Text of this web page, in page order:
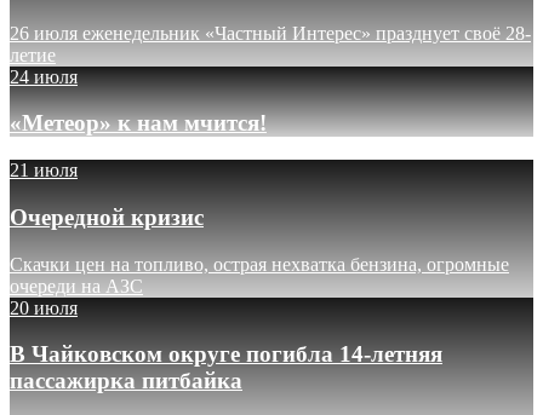
26 июля еженедельник «Частный Интерес» празднует своё 28-
летие
24 июля
«Метеор» к нам мчится!
21 июля
Очередной кризис
Скачки цен на топливо, острая нехватка бензина, огромные
очереди на АЗС
20 июля
В Чайковском округе погибла 14-летняя
пассажирка питбайка